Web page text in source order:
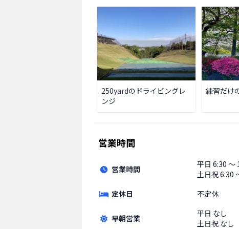
250yardのドライビングレ
ンジ
練習だけ
営業時間
営業時間 平日 6:30 〜
土日祝6:30
定休日
不定休
早朝営業 平日 なし
土日祝 なし